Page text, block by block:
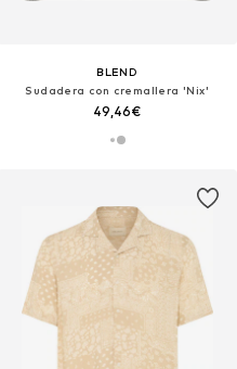
BLEND
Sudadera con cremallera 'Nix'
49,46€